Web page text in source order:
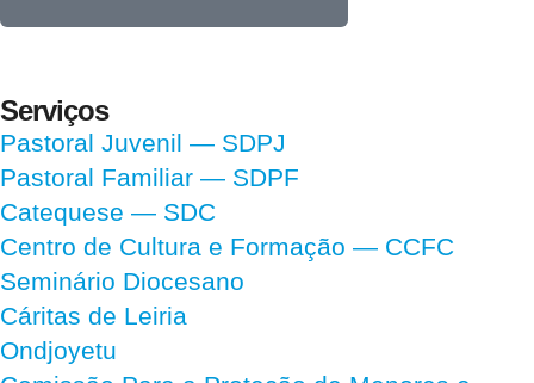
Serviços
Pastoral Juvenil — SDPJ
Pastoral Familiar — SDPF
Catequese — SDC
Centro de Cultura e Formação — CCFC
Seminário Diocesano
Cáritas de Leiria
Ondjoyetu